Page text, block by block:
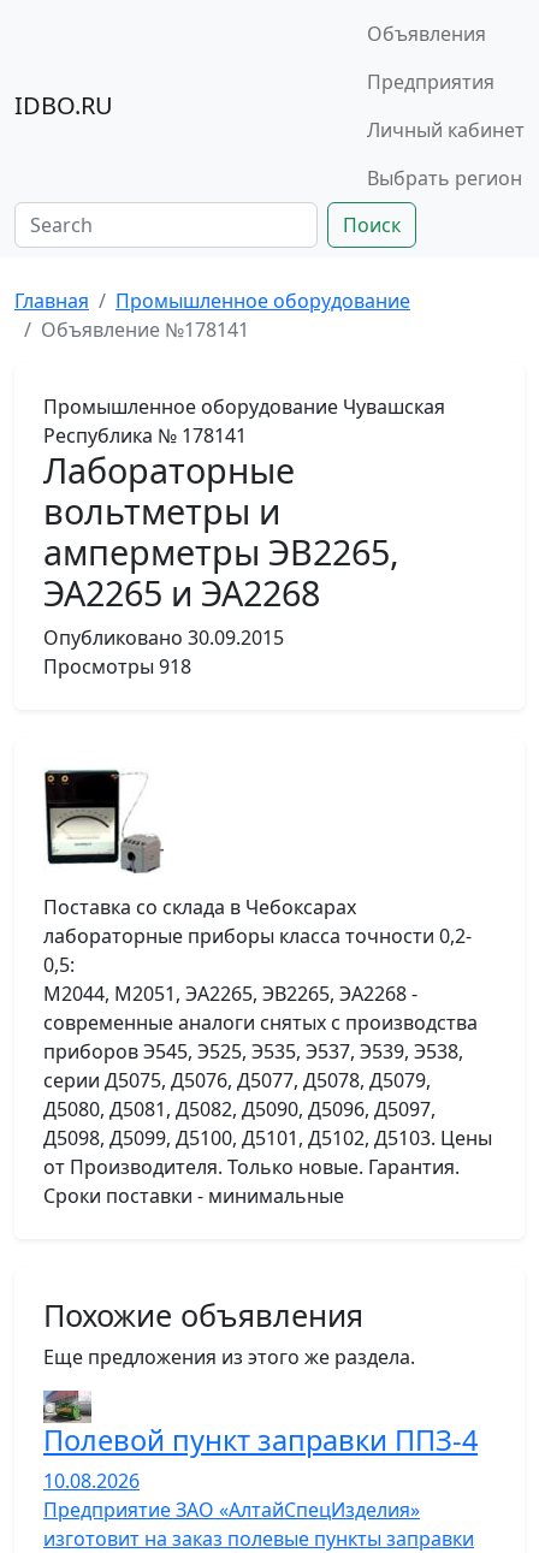
IDBO.RU
Объявления
Предприятия
Личный кабинет
Выбрать регион
Поиск
Главная
Промышленное оборудование
Объявление №178141
Промышленное оборудование Чувашская
Республика № 178141
Лабораторные
вольтметры и
амперметры ЭВ2265,
ЭА2265 и ЭА2268
Опубликовано 30.09.2015
Просмотры 918
Поставка со склада в Чебоксарах
лабораторные приборы класса точности 0,2-
0,5:
М2044, М2051, ЭА2265, ЭВ2265, ЭА2268 -
современные аналоги снятых с производства
приборов Э545, Э525, Э535, Э537, Э539, Э538,
серии Д5075, Д5076, Д5077, Д5078, Д5079,
Д5080, Д5081, Д5082, Д5090, Д5096, Д5097,
Д5098, Д5099, Д5100, Д5101, Д5102, Д5103. Цены
от Производителя. Только новые. Гарантия.
Сроки поставки - минимальные
Похожие объявления
Еще предложения из этого же раздела.
Полевой пункт заправки ППЗ-4
10.08.2026
Предприятие ЗАО «АлтайСпецИзделия»
изготовит на заказ полевые пункты заправки